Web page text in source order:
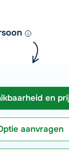
en
aanvragen